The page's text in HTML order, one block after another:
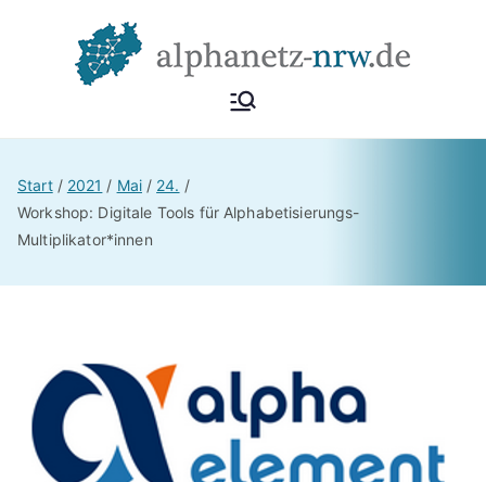
Alphan
etz
NRW
Start 2021 Mai
24.
Workshop: Digitale Tools für Alphabetisierungs-
Multiplikator*innen